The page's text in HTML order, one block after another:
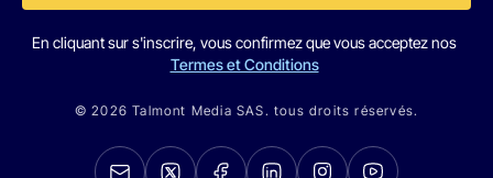
En cliquant sur s'inscrire, vous confirmez que vous acceptez nos
Termes et Conditions
© 2026 Talmont Media SAS. tous droits réservés.